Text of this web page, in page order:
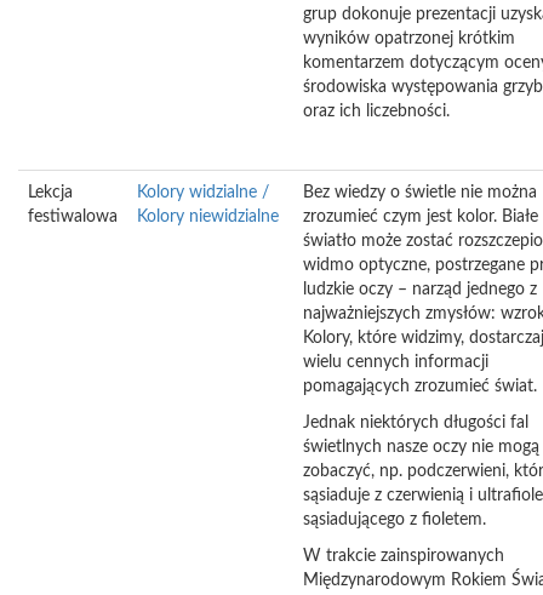
grup dokonuje prezentacji
wyników opatrzonej krótkim
komentarzem dotyczącym
środowiska występowania
oraz ich liczebności.
Lekcja
festiwalowa
Kolory widzialne /
Kolory niewidzialne
Bez wiedzy o świetle nie można
zrozumieć czym jest kolor. Białe
światło może zostać
widmo optyczne, postrzegane
ludzkie oczy – narząd jednego z
najważniejszych zmysłów:
Kolory, które widzimy,
wielu cennych informacji
pomagających zrozumieć świat.
Jednak niektórych długości fal
świetlnych nasze oczy nie mogą
zobaczyć, np. podczerwieni,
sąsiaduje z czerwienią i
sąsiadującego z fioletem.
W trakcie zainspirowanych
Międzynarodowym Rokiem